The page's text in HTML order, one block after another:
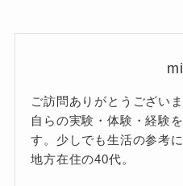
ご訪問ありがとうございま
自らの実験・体験・経験
す。少しでも生活の参考
地方在住の40代。